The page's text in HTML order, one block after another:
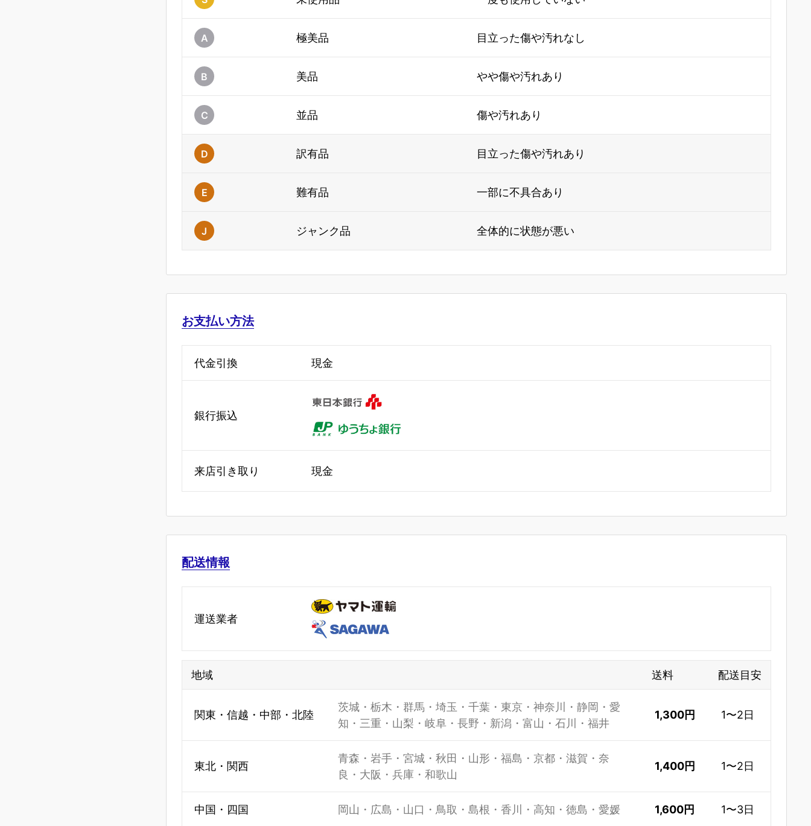
A 極美品 目立った傷や汚れなし
B 美品 やや傷や汚れあり
C 並品 傷や汚れあり
D 訳有品 目立った傷や汚れあり
E 難有品 一部に不具合あり
J ジャンク品 全体的に状態が悪い
お支払い方法
代金引換 現金
銀行振込
来店引き取り 現金
配送情報
運送業者
地域 送料 配送目安
関東・信越・中部・北陸
茨城・栃木・群馬・埼玉・千葉・東京・神奈川・静岡・愛
知・三重・山梨・岐阜・長野・新潟・富山・石川・福井
1,300円 1〜2日
東北・関西
青森・岩手・宮城・秋田・山形・福島・京都・滋賀・奈
良・大阪・兵庫・和歌山
1,400円 1〜2日
中国・四国 岡山・広島・山口・鳥取・島根・香川・高知・徳島・愛媛 1,600円 1〜3日